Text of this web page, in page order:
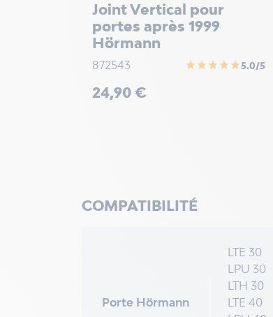
Joint Vertical pour
portes après 1999
Hörmann
872543 star star star star star5.0/5
Prix
24,90 €
COMPATIBILITÉ
Porte Hörmann
LTE 30
LPU 30
LTH 30
LTE 40